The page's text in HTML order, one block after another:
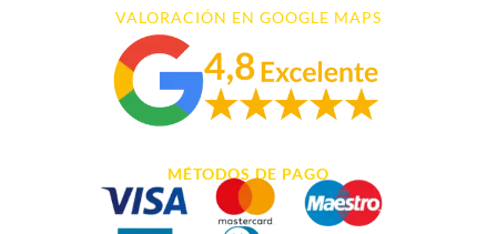
VALORACIÓN EN GOOGLE MAPS
MÉTODOS DE PAGO